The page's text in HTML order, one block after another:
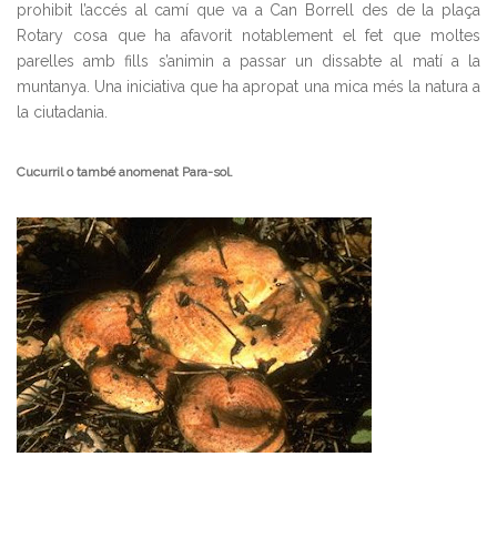
prohibit l’accés al camí que va a Can Borrell des de la plaça
Rotary cosa que ha afavorit notablement el fet que moltes
parelles amb fills s’animin a passar un dissabte al matí a la
muntanya. Una iniciativa que ha apropat una mica més la natura a
la ciutadania.
Cucurril o també anomenat Para-sol.